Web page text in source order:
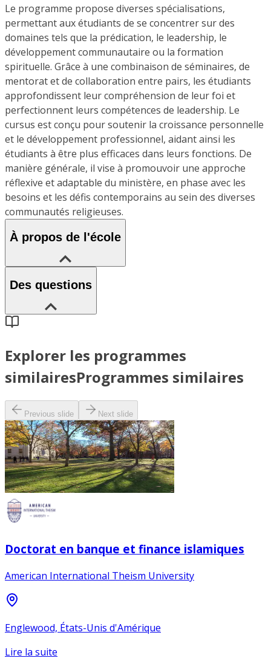
Le programme propose diverses spécialisations,
permettant aux étudiants de se concentrer sur des
domaines tels que la prédication, le leadership, le
développement communautaire ou la formation
spirituelle. Grâce à une combinaison de séminaires, de
mentorat et de collaboration entre pairs, les étudiants
approfondissent leur compréhension de leur foi et
perfectionnent leurs compétences de leadership. Le
cursus est conçu pour soutenir la croissance personnelle
et le développement professionnel, aidant ainsi les
étudiants à être plus efficaces dans leurs fonctions. De
manière générale, il vise à promouvoir une approche
réflexive et adaptable du ministère, en phase avec les
besoins et les défis contemporains au sein des diverses
communautés religieuses.
À propos de l'école
Des questions
Explorer les programmes
similairesProgrammes similaires
Previous slide Next slide
Doctorat en banque et finance islamiques
American International Theism University
Englewood, États-Unis d'Amérique
Lire la suite